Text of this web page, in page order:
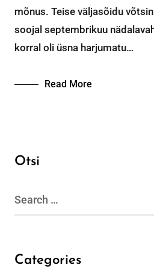
mõnus. Teise väljasõidu
soojal septembrikuu
korral oli üsna harjumatu…
Read More
Otsi
Categories